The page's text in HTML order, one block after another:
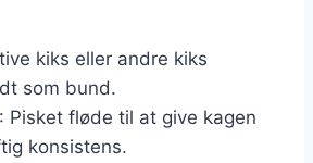
kiks eller andre kiks
som bund.
: Pisket fløde til at give kagen
konsistens.